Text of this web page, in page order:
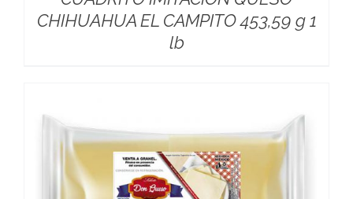
CHIHUAHUA EL CAMPITO 453,59 g 1
lb